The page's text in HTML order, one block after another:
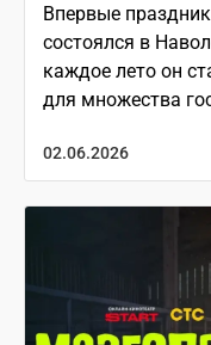
Впервые
состоялся в
каждое лето он
для множества
02.06.2026